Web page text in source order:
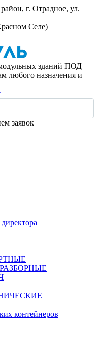
г. Отрадное, ул.
Селе)
зданий ПОД
любого назначения и
заявок
контейнеров